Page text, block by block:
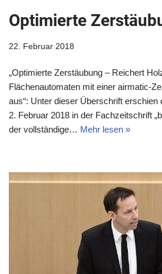
Optimierte
22. Februar 2018
„Optimierte Zerstäubung – Reichert
Flächenautomaten mit einer airmatic-
aus“: Unter dieser Überschrift erschien
2. Februar 2018 in der Fachzeitschrift
der vollständige… Mehr lesen »